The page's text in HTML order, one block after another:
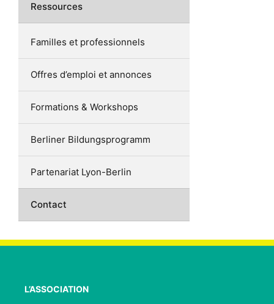
Ressources
Familles et professionnels
Offres d’emploi et annonces
Formations & Workshops
Berliner Bildungsprogramm
Partenariat Lyon-Berlin
Contact
L’ASSOCIATION